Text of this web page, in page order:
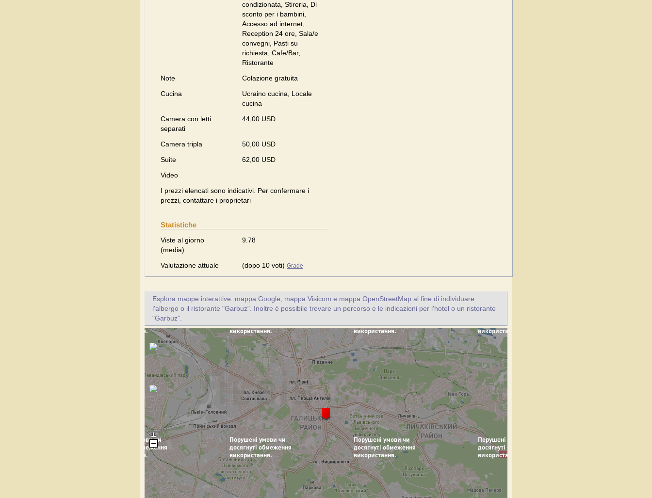
condizionata, Stireria, Di
sconto per i bambini,
Accesso ad internet,
Reception 24 ore, Sala/e
convegni, Pasti su
richiesta, Cafe/Bar,
Ristorante
Note
Colazione gratuita
Cucina
Ucraino cucina, Locale
cucina
Camera con letti
separati
44,00 USD
Camera tripla
50,00 USD
Suite
62,00 USD
Video
I prezzi elencati sono indicativi. Per confermare i
prezzi, contattare i proprietari
Statistiche
Viste al giorno
(media):
9.78
Valutazione attuale (dopo 10 voti) Grade
Esplora mappe interattive: mappa Google, mappa Visicom e mappa OpenStreetMap al fine di individuare
l'albergo o il ristorante "Garbuz". Inoltre è possibile trovare un percorso e le indicazioni per l'hotel o un ristorante
"Garbuz".